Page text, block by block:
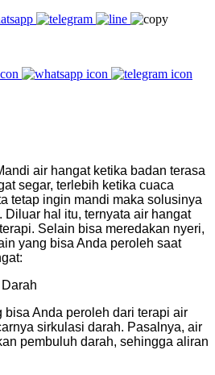
air hangat ketika badan terasa
segar, terlebih ketika cuaca
tetap ingin mandi maka solusinya
hal itu, ternyata air hangat
Selain bisa meredakan nyeri,
yang bisa Anda peroleh saat
bisa Anda peroleh dari terapi air
sirkulasi darah. Pasalnya, air
pembuluh darah, sehingga aliran